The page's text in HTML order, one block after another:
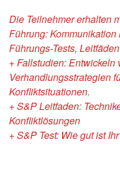
Die Teilnehmer erhalten
Führung:
Führungs-Tests,
+ Fallstudien: Entwickeln
Verhandlungsstrategien
Konfliktsituationen.
+ S&P Leitfaden:
Konfliktlösungen
+ S&P Test: Wie gut ist